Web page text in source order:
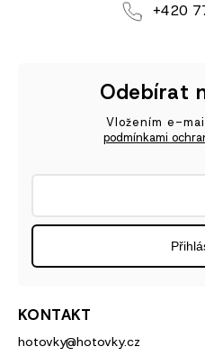
+420
KONTAKT
hotovky@hotovky.cz
Odebírat
Vložením e-
podmínkami